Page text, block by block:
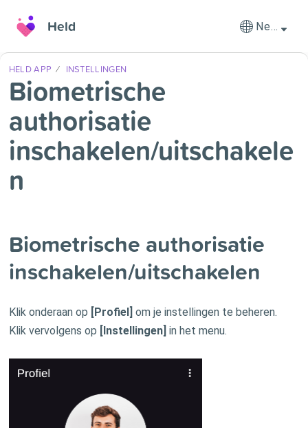
Held Nederlands
HELD APP INSTELLINGEN
Biometrische
authorisatie
inschakelen/uitschakele
n
Biometrische authorisatie
inschakelen/uitschakelen
Klik onderaan op [Profiel]
om je instellingen te beheren.
Klik vervolgens op
[Instellingen] in het menu.